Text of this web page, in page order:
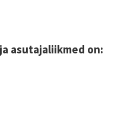
asutajaliikmed on: